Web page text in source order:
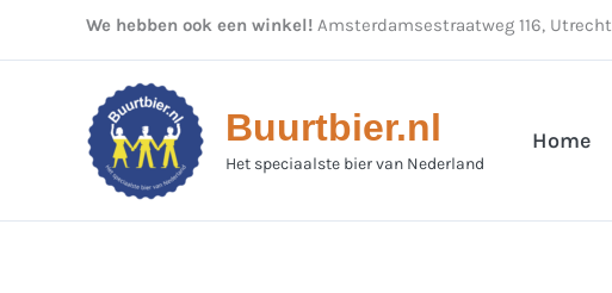
We hebben ook een winkel! Amsterdamsestraatweg 116, Utrecht
Buurtbier.nl
Het speciaalste bier van Nederland
Home